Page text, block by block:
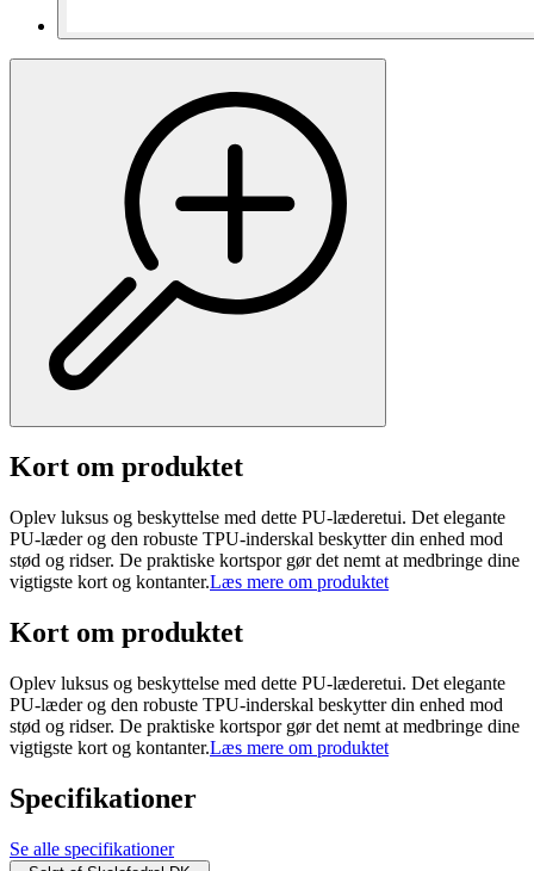
Kort om produktet
Oplev luksus og beskyttelse med dette PU-læderetui. Det elegante
PU-læder og den robuste TPU-inderskal beskytter din enhed mod
stød og ridser. De praktiske kortspor gør det nemt at medbringe dine
vigtigste kort og kontanter.Læs mere om produktet
Kort om produktet
Oplev luksus og beskyttelse med dette PU-læderetui. Det elegante
PU-læder og den robuste TPU-inderskal beskytter din enhed mod
stød og ridser. De praktiske kortspor gør det nemt at medbringe dine
vigtigste kort og kontanter.Læs mere om produktet
Specifikationer
Se alle specifikationer